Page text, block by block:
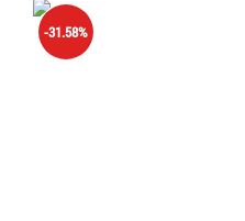
-31.58%